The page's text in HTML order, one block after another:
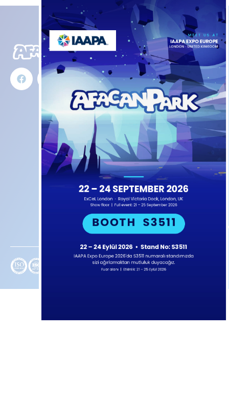
Ürünlerimiz
İç Mekan
Alanları
Aktivite
Oyunları
İnteraktif
Oyun
Alanları
Trambolin
Parkları
Ninja Parkları
Ai Softplay
İletişim
ASTİS Sanayi
Sitesi Ata
Mah. 771 Sok.
No:7E Efeler
AYDIN Türkiye
(TR)
+90
549 312
11 33
(ENG-AR)
+90
549
Atapark–Iqpark
Hakları Saklıdır. 2026